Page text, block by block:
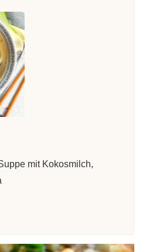
mit Kokosmilch,